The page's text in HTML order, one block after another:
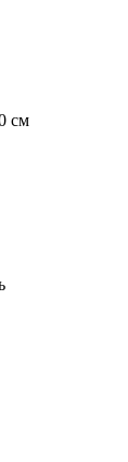
см